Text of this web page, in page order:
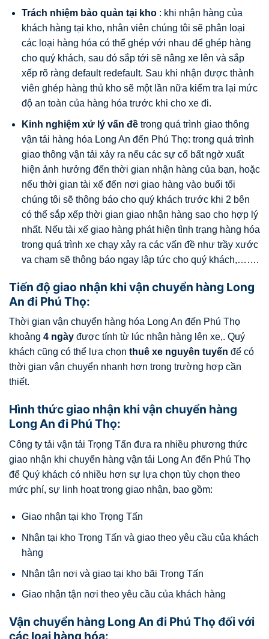
Trách nhiệm bảo quản tại kho: khi nhận hàng của
khách hàng tại kho, nhân viên chúng tôi sẽ phân loại
các loại hàng hóa có thể ghép với nhau để ghép hàng
cho quý khách, sau đó sắp tới sẽ nâng xe lên và sắp
xếp rõ ràng default redefault. Sau khi nhận được thành
viên ghép hàng thủ kho sẽ một lần nữa kiểm tra lại mức
độ an toàn của hàng hóa trước khi cho xe đi.
Kinh nghiệm xử lý vấn đềtrong quá trình giao thông
vận tải hàng hóa Long An đến Phú Thọ: trong quá trình
giao thông vận tải xảy ra nếu các sự cố bất ngờ xuất
hiện ảnh hưởng đến thời gian nhận hàng của bạn, hoặc
nếu thời gian tài xế đến nơi giao hàng vào buổi tối
chúng tôi sẽ thông báo cho quý khách trước khi 2 bên
có thể sắp xếp thời gian giao nhận hàng sao cho hợp lý
nhất. Nếu tài xế giao hàng phát hiện tình trạng hàng hóa
trong quá trình xe chạy xảy ra các vấn đề như trầy xước
va chạm sẽ thông báo ngay lập tức cho quý khách,…….
Tiến độ giao nhận khi vận chuyển hàng Long
An đi Phú Thọ:
Thời gian vận chuyển hàng hóa Long An đến Phú Thọ
khoảng 4 ngày được tính từ lúc nhận hàng lên xe,. Quý
khách cũng có thể lựa chọn thuê xe nguyên tuyến để có
thời gian vận chuyển nhanh hơn trong trường hợp cần
thiết.
Hình thức giao nhận khi vận chuyển hàng
Long An đi Phú Thọ:
Công ty tải vận tải Trọng Tấn đưa ra nhiều phương thức
giao nhận khi chuyển hàng vận tải Long An đến Phú Thọ
để Quý khách có nhiều hơn sự lựa chọn tùy chọn theo
mức phí, sự linh hoạt trong giao nhận, bao gồm:
Giao nhận tại kho Trọng Tấn
Nhận tại kho Trọng Tấn và giao theo yêu cầu của khách
hàng
Nhận tận nơi và giao tại kho bãi Trọng Tấn
Giao nhận tận nơi theo yêu cầu của khách hàng
Vận chuyển hàng Long An đi Phú Thọ đối với
các loại hàng hóa: